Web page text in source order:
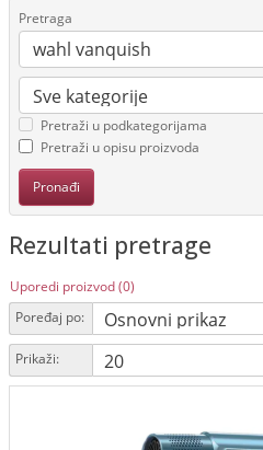
Pretraga
Pretraži u podkategorijama
Pretraži u opisu proizvoda
Rezultati pretrage
Uporedi proizvod (0)
Poređaj po:
Prikaži: